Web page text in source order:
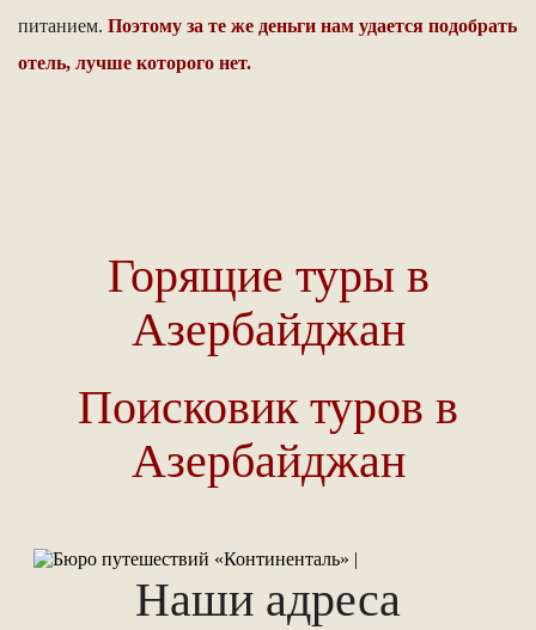
питанием. Поэтому за те же деньги нам удается подобрать
отель, лучше которого нет.
Горящие туры в
Азербайджан
Поисковик туров в
Азербайджан
Наши адреса